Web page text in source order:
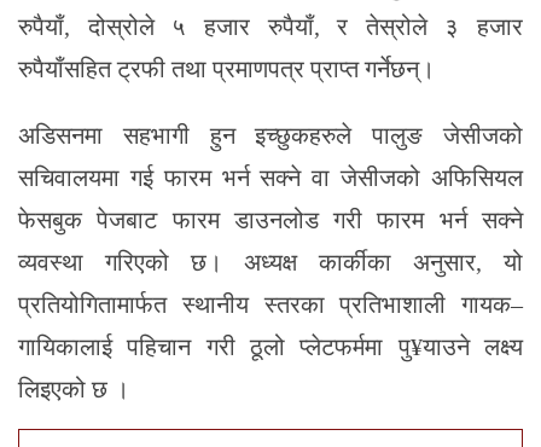
रुपैयाँ, दोस्रोले ५ हजार रुपैयाँ, र तेस्रोले ३ हजार
रुपैयाँसहित ट्रफी तथा प्रमाणपत्र प्राप्त गर्नेछन्।
अडिसनमा सहभागी हुन इच्छुकहरुले पालुङ जेसीजको
सचिवालयमा गई फारम भर्न सक्ने वा जेसीजको अफिसियल
फेसबुक पेजबाट फारम डाउनलोड गरी फारम भर्न सक्ने
व्यवस्था गरिएको छ। अध्यक्ष कार्कीका अनुसार, यो
प्रतियोगितामार्फत स्थानीय स्तरका प्रतिभाशाली गायक–
गायिकालाई पहिचान गरी ठूलो प्लेटफर्ममा पु¥याउने लक्ष्य
लिइएको छ ।